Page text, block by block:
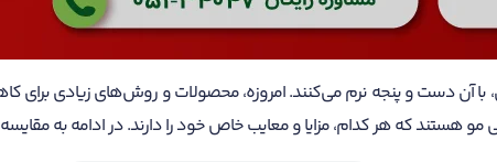
دست و پنجه نرم می‌کنند. امروزه، محصولات و روش‌های زیادی برای
هستند که هر کدام، مزایا و معایب خاص خود را دارند. در ادامه به